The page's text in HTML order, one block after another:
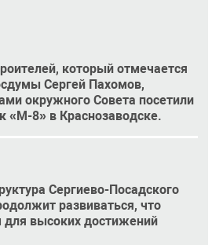
который отмечается
Сергей Пахомов,
окружного Совета посетили
«М-8» в Краснозаводске.
Сергиево-Посадского
развиваться, что
высоких достижений